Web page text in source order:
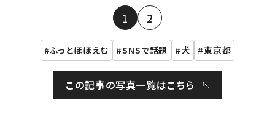
1 2
ふっとほほえむ SNSで話題 犬 東京都
この記事の写真一覧はこちら